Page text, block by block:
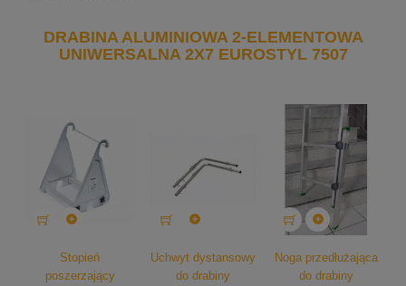
DRABINA ALUMINIOWA 2-ELEMENTOWA
UNIWERSALNA 2X7 EUROSTYL 7507

Stopień
poszerzający

Uchwyt dystansowy
do drabiny

Noga przedłużająca
do drabiny